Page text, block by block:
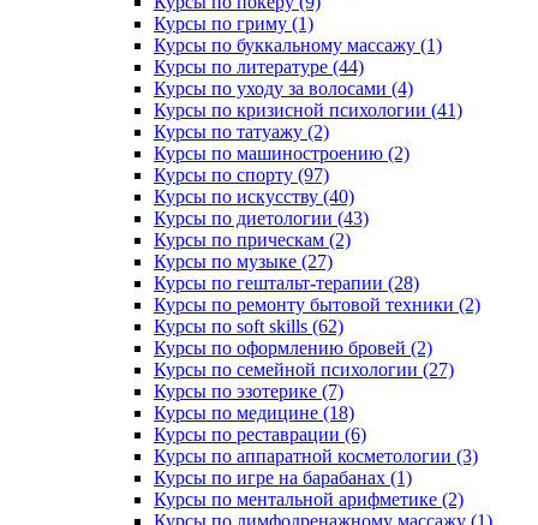
Курсы по гриму (1)
Курсы по буккальному массажу (1)
Курсы по литературе (44)
Курсы по уходу за волосами (4)
Курсы по кризисной психологии (41)
Курсы по татуажу (2)
Курсы по машиностроению (2)
Курсы по спорту (97)
Курсы по искусству (40)
Курсы по диетологии (43)
Курсы по прическам (2)
Курсы по музыке (27)
Курсы по гештальт-терапии (28)
Курсы по ремонту бытовой техники (2)
Курсы по soft skills (62)
Курсы по оформлению бровей (2)
Курсы по семейной психологии (27)
Курсы по эзотерике (7)
Курсы по медицине (18)
Курсы по реставрации (6)
Курсы по аппаратной косметологии (3)
Курсы по игре на барабанах (1)
Курсы по ментальной арифметике (2)